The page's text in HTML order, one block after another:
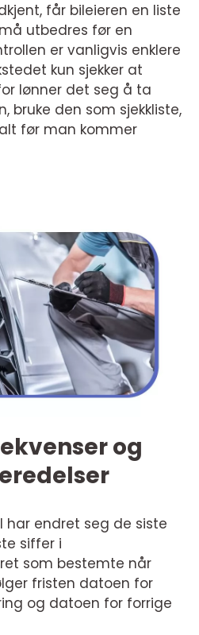
får bileieren en liste
utbedres før en
er vanligvis enklere
kun sjekker at
lønner det seg å ta
bruke den som sjekkliste,
før man kommer
og
har endret seg de siste
siffer i
som bestemte når
fristen datoen for
og datoen for forrige